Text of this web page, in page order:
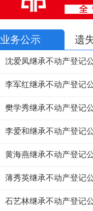
业务公示 遗
沈爱凤继承不动产登记
李军红继承不动产登记
樊学秀继承不动产登记
李爱和继承不动产登记
黄海燕继承不动产登记
薄秀英继承不动产登记
石艺林继承不动产登记